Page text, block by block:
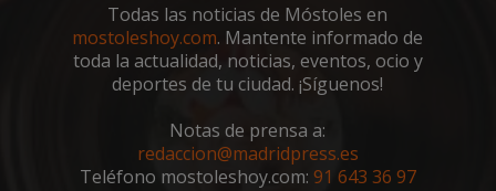
Todas las noticias de Móstoles en
mostoleshoy.com. Mantente informado de
toda la actualidad, noticias, eventos, ocio y
deportes de tu ciudad. ¡Síguenos!
Notas de prensa a:
redaccion@madridpress.es
Teléfono mostoleshoy.com: 91 643 36 97